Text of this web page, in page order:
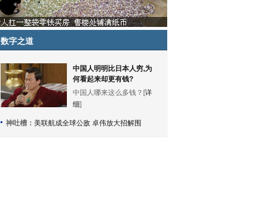
数字之道
中国人明明比日本人穷,为
何看起来却更有钱?
中国人哪来这么多钱？[详
细]
神吐槽： 美联航成全球公敌 卓伟放大招解围